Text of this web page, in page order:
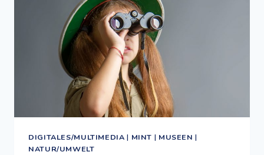
ANGEBOT
FÜR
KREATIVE
KÖPFE
UND
NEUGIERIGE
DIGITALES/MULTIMEDIA | MINT | MUSEEN |
NATUR/UMWELT